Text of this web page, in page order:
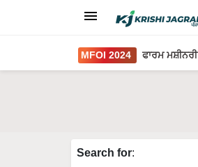
MFOI 2024 ਫਾਰਮ ਮਸ਼ੀਨਰੀ
Search for: